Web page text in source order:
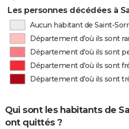
Les personnes décédées à
Aucun habitant de Saint-
Département d'où ils sont
Département d'où ils sont
Département d'où ils sont
Département d'où ils sont
Qui sont les habitants de
ont quittés ?